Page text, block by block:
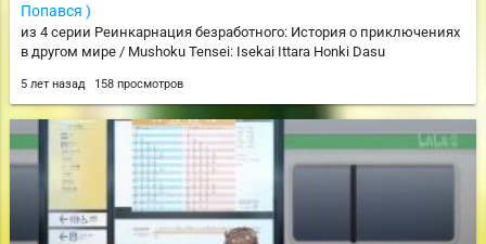
Попався )
из 4 серии Реинкарнация безработного: История о приключениях
в другом мире / Mushoku Tensei: Isekai Ittara Honki Dasu
5 лет назад 158 просмотров